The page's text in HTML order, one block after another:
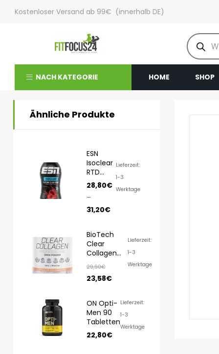
Kostenloser Versand ab 99€ (innerhalb DE)
NACH KATEGORIE HOME SHOP
Ähnliche Produkte
ESN
Isoclear
RTD
8x500ml
28,80€
–
31,20€
Lieferzeit:
1-3
Werktage
BioTech
Clear
Collagen
350g
29,90€
23,58€
Lieferzeit:
1-3
Werktage
ON Opti-
Men 90
Tabletten
22,80€
Lieferzeit:
1-3
Werktage